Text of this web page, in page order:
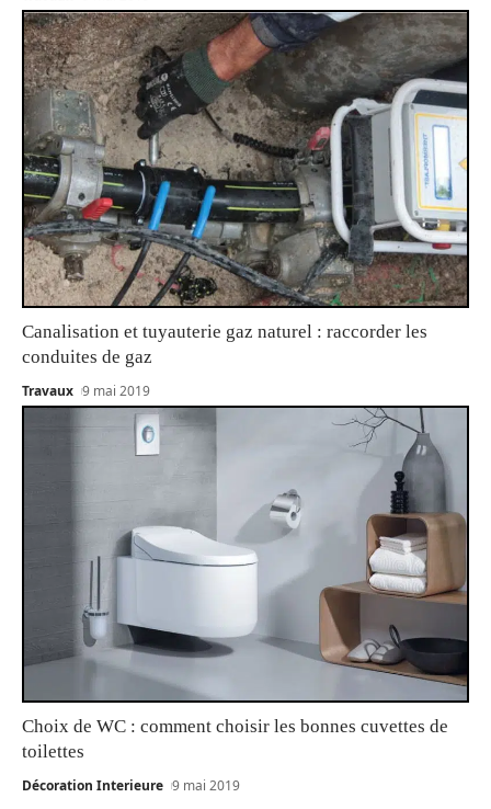
Canalisation et tuyauterie gaz naturel : raccorder les
conduites de gaz
Travaux 9 mai 2019
Choix de WC : comment choisir les bonnes cuvettes de
toilettes
Décoration Interieure 9 mai 2019